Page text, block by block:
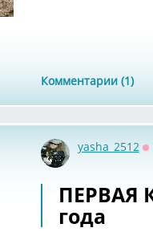
Комментарии (1)
yasha_2512
ПЕРВАЯ
года